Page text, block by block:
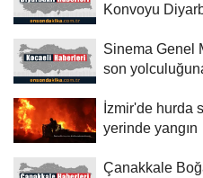
Konvoyu
Sinema Genel
son
İzmir'de hurda
yerinde yangın
Çanakkale